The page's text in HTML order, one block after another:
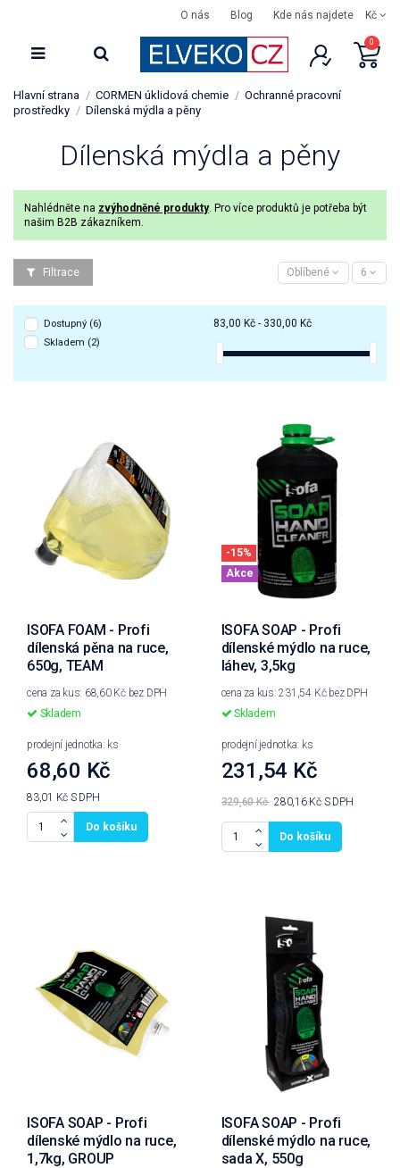
O nás Blog Kde nás najdete Kč
0
Hlavní strana CORMEN úklidová chemie
Ochranné pracovní
prostředky
Dílenská mýdla a pěny
Dílenská mýdla a pěny
Nahlédněte na zvýhodněné produkty. Pro více produktů je potřeba být
našim B2B zákazníkem.
Filtrace Oblíbené 6
Dostupný (6)
Skladem (2)
83,00 Kč - 330,00 Kč
ISOFA FOAM - Profi
dílenská pěna na ruce,
650g, TEAM
cena za kus: 68,60 Kč bez DPH
Skladem
prodejní jednotka: ks
68,60 Kč
83,01 Kč S DPH
Do košíku
-15%
Akce
ISOFA SOAP - Profi
dílenské mýdlo na ruce,
láhev, 3,5kg
cena za kus: 231,54 Kč bez DPH
Skladem
prodejní jednotka: ks
231,54 Kč
329,60 Kč 280,16 Kč S DPH
Do košíku
ISOFA SOAP - Profi
dílenské mýdlo na ruce,
1,7kg, GROUP
ISOFA SOAP - Profi
dílenské mýdlo na ruce,
sada X, 550g